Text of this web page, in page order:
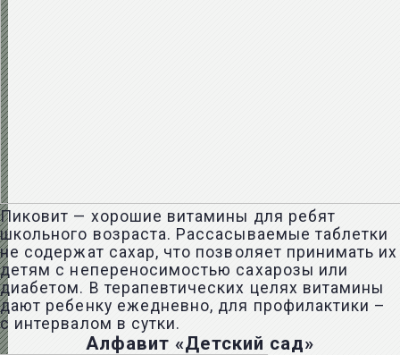
Пиковит — хорошие витамины для ребят
школьного возраста. Рассасываемые таблетки
не содержат сахар, что позволяет принимать их
детям с непереносимостью сахарозы или
диабетом. В терапевтических целях витамины
дают ребенку ежедневно, для профилактики –
с интервалом в сутки.
Алфавит «Детский сад»